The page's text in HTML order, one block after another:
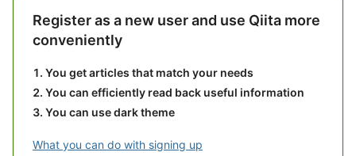
Register as a new user and use Qiita more
conveniently
You get articles that match your needs
You can efficiently read back useful information
You can use dark theme
What you can do with signing up